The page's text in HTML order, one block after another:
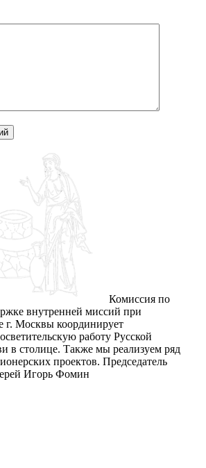
Комиссия по
внутренней миссий при
г. Москвы координирует
работу Русской
в столице. Также мы реализуем ряд
проектов. Председатель
Игорь Фомин